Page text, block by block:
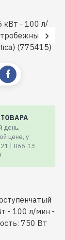
день.
цене, у
| 066-13-
- 100 л/мин -
750 Вт